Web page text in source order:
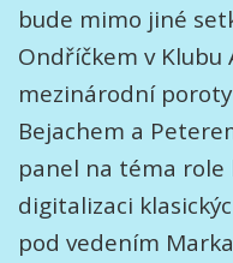
bude mimo jiné
Ondříčkem v
mezinárodní
Bejachem a
panel na téma
digitalizaci
pod vedením